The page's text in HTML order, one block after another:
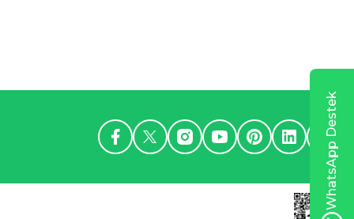
WhatsApp Destek